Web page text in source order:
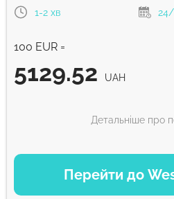
1-2 хв
100 EUR =
5129.52 UAH
Перейти до
Детальніше про
ВАРІАНТИ ОПЛАТИ
Debit/Credit Сard